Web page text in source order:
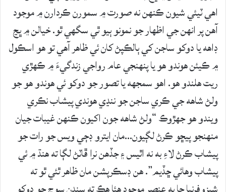
اهي ٽيئي شيون ڪنهن نه صورت ۾ سمورن ڪردارن ۾ موجود
آهن پر انهن جي اظهار جو نمونو ٻيو ٿي سگهي ٿو. خيالن ۾ ڀڃ
ڊاهه يا دوکو ساجن کي ٻالڪپڻ کان ئي ظاهر آهي تو هو اسڪول
۾ ڪيئن هوندو هو يا پنهنجي عام رواجي زندگيءَ ۾ ڪهڙي
ريت هلندو هو. اهو سمجهه يا تصور جو دوکو ئي هوندو هو جو
ولڻ شاهه جي ڪري ساجن جو ننڍي هوندي پيشاب نڪري
ويندو هو جهڙوڪ “ولڻ شاهه جون اکيون ڪنهن غيبات جيان
منهنجو پيڇو ڪرڻ لڳيون…مان ايترو ڊڄي ويس جو رات جو
پيشاب ڪرڻ لاءِ به نه اٿيس ۽ جڏهن نرا ڦاٽڻ لڳا ته هنڌ ۾ ئي
پيشاب وهائي ڇڏيم”. هن ڊسڪرپشن مان ظاهر ٿئي ٿو ته